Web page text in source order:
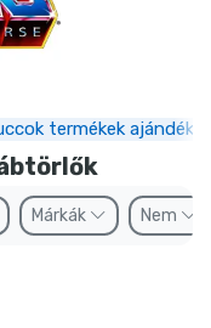
termékek
Márkák Nem